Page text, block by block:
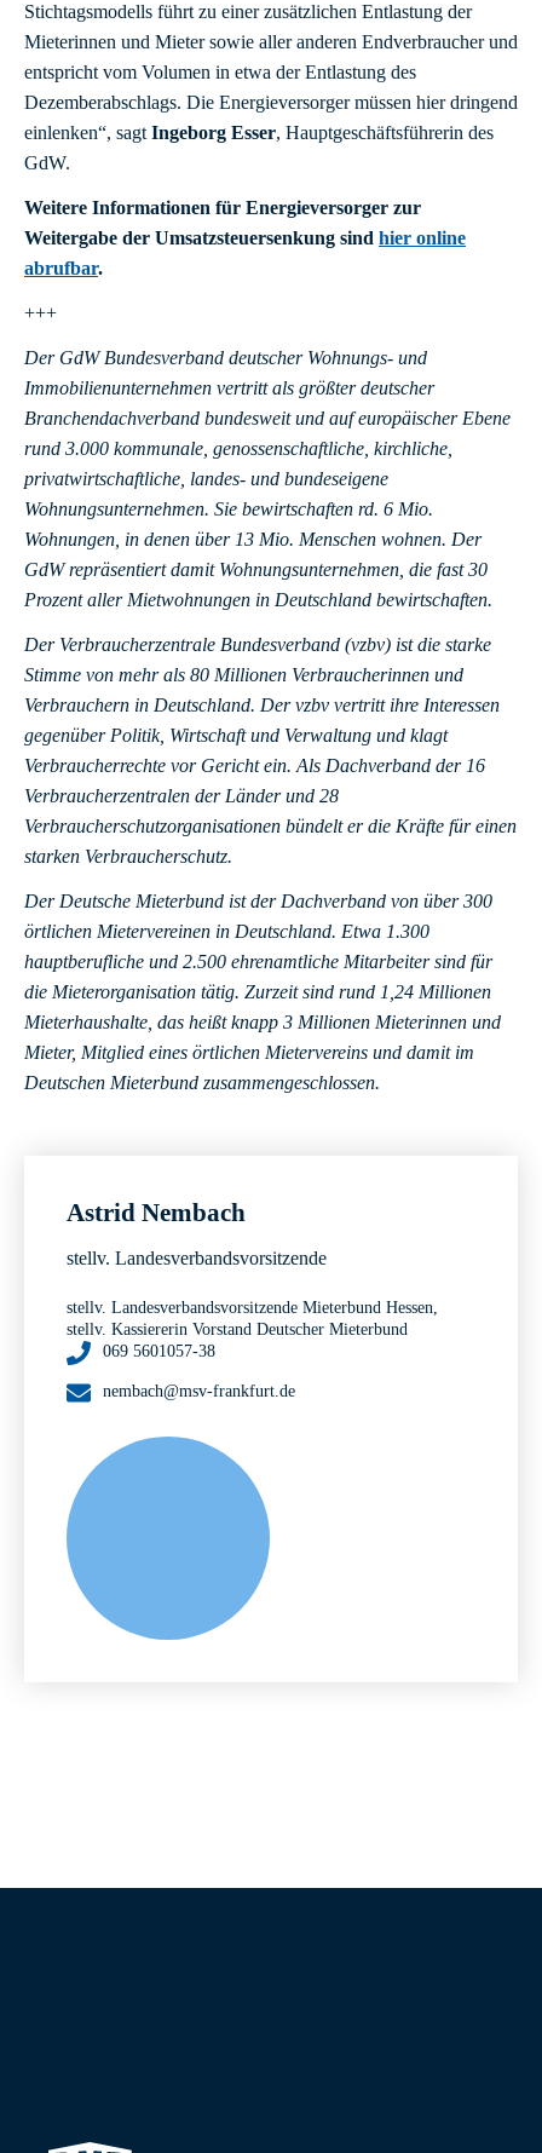
Stichtagsmodells führt zu einer zusätzlichen Entlastung der
Mieterinnen und Mieter sowie aller anderen Endverbraucher und
entspricht vom Volumen in etwa der Entlastung des
Dezemberabschlags. Die Energieversorger müssen hier dringend
einlenken“, sagt Ingeborg Esser, Hauptgeschäftsführerin des
GdW.
Weitere Informationen für Energieversorger zur
Weitergabe der Umsatzsteuersenkung sind hier online
abrufbar.
+++
Der GdW Bundesverband deutscher Wohnungs- und
Immobilienunternehmen vertritt als größter deutscher
Branchendachverband bundesweit und auf europäischer Ebene
rund 3.000 kommunale, genossenschaftliche, kirchliche,
privatwirtschaftliche, landes- und bundeseigene
Wohnungsunternehmen. Sie bewirtschaften rd. 6 Mio.
Wohnungen, in denen über 13 Mio. Menschen wohnen. Der
GdW repräsentiert damit Wohnungsunternehmen, die fast 30
Prozent aller Mietwohnungen in Deutschland bewirtschaften.
Der Verbraucherzentrale Bundesverband (vzbv) ist die starke
Stimme von mehr als 80 Millionen Verbraucherinnen und
Verbrauchern in Deutschland. Der vzbv vertritt ihre Interessen
gegenüber Politik, Wirtschaft und Verwaltung und klagt
Verbraucherrechte vor Gericht ein. Als Dachverband der 16
Verbraucherzentralen der Länder und 28
Verbraucherschutzorganisationen bündelt er die Kräfte für einen
starken Verbraucherschutz.
Der Deutsche Mieterbund ist der Dachverband von über 300
örtlichen Mietervereinen in Deutschland. Etwa 1.300
hauptberufliche und 2.500 ehrenamtliche Mitarbeiter sind für
die Mieterorganisation tätig. Zurzeit sind rund 1,24 Millionen
Mieterhaushalte, das heißt knapp 3 Millionen Mieterinnen und
Mieter, Mitglied eines örtlichen Mietervereins und damit im
Deutschen Mieterbund zusammengeschlossen.
Astrid Nembach
stellv. Landesverbandsvorsitzende
stellv. Landesverbandsvorsitzende Mieterbund Hessen,
stellv. Kassiererin Vorstand Deutscher Mieterbund
069 5601057-38
nembach@msv-frankfurt.de